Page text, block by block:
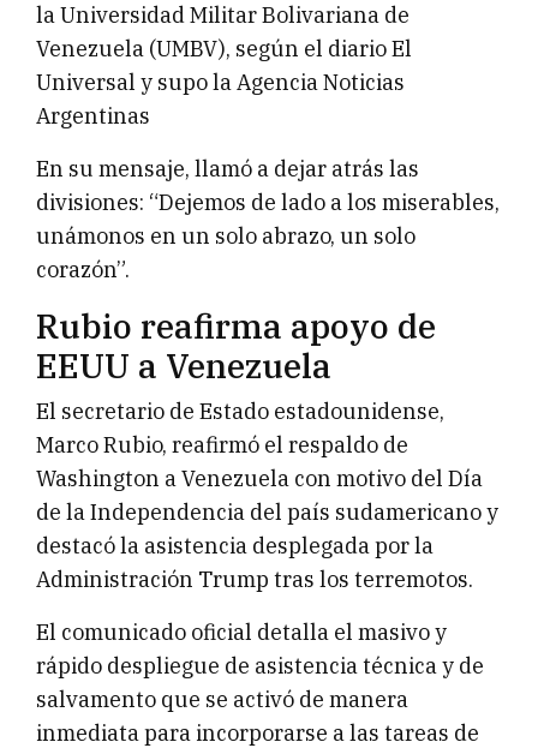
la Universidad Militar Bolivariana de
Venezuela (UMBV), según el diario El
Universal y supo la Agencia Noticias
Argentinas
En su mensaje, llamó a dejar atrás las
divisiones: “Dejemos de lado a los miserables,
unámonos en un solo abrazo, un solo
corazón”.
Rubio reafirma apoyo de
EEUU a Venezuela
El secretario de Estado estadounidense,
Marco Rubio, reafirmó el respaldo de
Washington a Venezuela con motivo del Día
de la Independencia del país sudamericano y
destacó la asistencia desplegada por la
Administración Trump tras los terremotos.
El comunicado oficial detalla el masivo y
rápido despliegue de asistencia técnica y de
salvamento que se activó de manera
inmediata para incorporarse a las tareas de